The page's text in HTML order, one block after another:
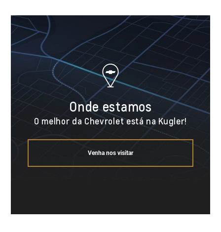
Onde estamos
O melhor da Chevrolet está na Kugler!
Venha nos visitar